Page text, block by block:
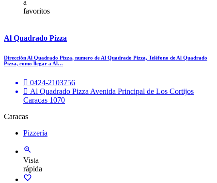
a
favoritos
Al Quadrado Pizza
Dirección Al Quadrado Pizza, numero de Al Quadrado Pizza, Teléfono de Al Quadrado
Pizza, como llegar a Al…
0424-2103756
Al Quadrado Pizza Avenida Principal de Los Cortijos
Caracas 1070
Caracas
Pizzería
Vista
rápida